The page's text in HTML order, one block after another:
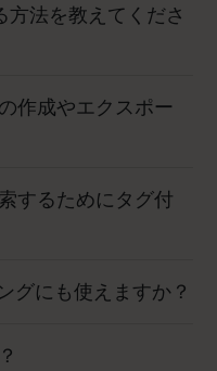
法を教えてくださ
作成やエクスポー
するためにタグ付
グにも使えますか？